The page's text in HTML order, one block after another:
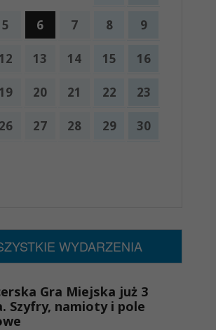
5 6 7 8 9
12 13 14 15 16
19 20 21 22 23
26 27 28 29 30
WYDARZENIA
Gra Miejska już 3
Szyfry, namioty i pole